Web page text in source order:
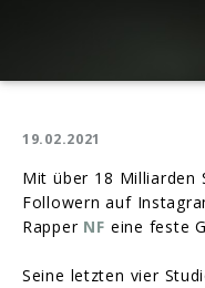
19.02.2021
Mit über 18 Milliarden
Followern auf
Rapper NF eine feste
Seine letzten vier